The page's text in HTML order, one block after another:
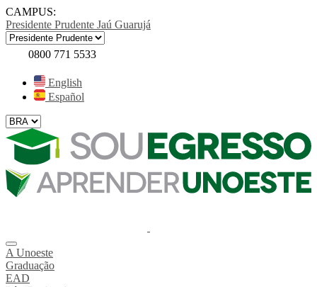
CAMPUS:
Presidente Prudente Jaú Guarujá
0800 771 5533
English
Español
A Unoeste
Graduação
EAD